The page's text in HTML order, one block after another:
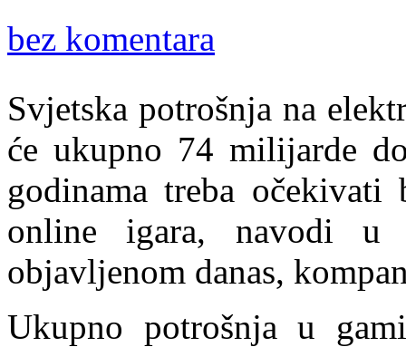
bez komentara
Svjetska potrošnja na
će ukupno 74 milijarde
godinama treba
online igara, navodi u
objavljenom danas,
Ukupno potrošnja u